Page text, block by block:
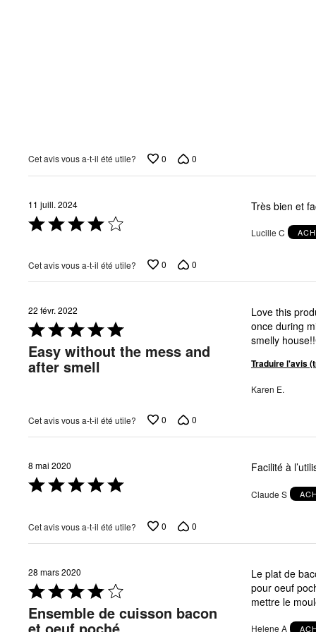
Cet avis vous a-t-il été utile?
0 0
11 juill. 2024
Coté
4 sur
Très bien et
Lucille C
Cet avis vous a-t-il été utile? 0 0
22 févr. 2022
Coté
5 sur
5
Easy without the mess and
after smell
Love this product! My other half gave it a 10 out of 10 and he's a picky
once during
smelly
Traduire l'avis
Karen E.
Cet avis vous a-t-il été utile? 0 0
8 mai 2020
Coté
5 sur
Facilité à
Claude S
Cet avis vous a-t-il été utile? 0 0
28 mars 2020
Coté
4 sur
5
Ensemble de cuisson bacon
Le plat de
pour oeuf
mettre le
Helene A